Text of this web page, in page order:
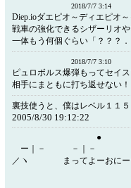
2018/7/7 3:14
Diep.ioダエピオ～ディエピオ～
戦車の強化できるシザーリオ
一体もう何個ぐらい「？？？
2018/7/7 3:10
ピュロボルス爆弾もってセイ
相手にまともに打ち返せない！
裏技使うと、僕はレベル１１
2005/8/30 19:12:22
ー｜
／ヽ まってよーおにー